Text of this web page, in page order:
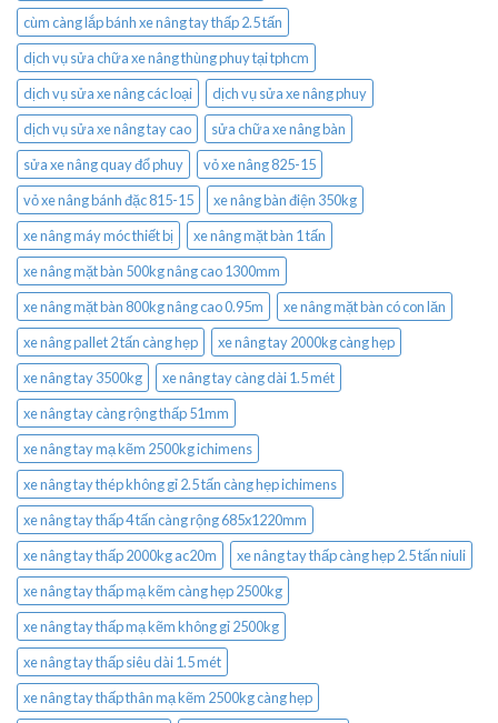
cùm càng lắp bánh xe nâng tay thấp 2.5 tấn
dịch vụ sửa chữa xe nâng thùng phuy tại tphcm
dịch vụ sửa xe nâng các loại
dịch vụ sửa xe nâng phuy
dịch vụ sửa xe nâng tay cao
sửa chữa xe nâng bàn
sửa xe nâng quay đổ phuy
vỏ xe nâng 825-15
vỏ xe nâng bánh đặc 815-15
xe nâng bàn điện 350kg
xe nâng máy móc thiết bị
xe nâng mặt bàn 1 tấn
xe nâng mặt bàn 500kg nâng cao 1300mm
xe nâng mặt bàn 800kg nâng cao 0.95m
xe nâng mặt bàn có con lăn
xe nâng pallet 2 tấn càng hẹp
xe nâng tay 2000kg càng hẹp
xe nâng tay 3500kg
xe nâng tay càng dài 1.5 mét
xe nâng tay càng rộng thấp 51mm
xe nâng tay mạ kẽm 2500kg ichimens
xe nâng tay thép không gỉ 2.5 tấn càng hẹp ichimens
xe nâng tay thấp 4 tấn càng rộng 685x1220mm
xe nâng tay thấp 2000kg ac20m
xe nâng tay thấp càng hẹp 2.5 tấn niuli
xe nâng tay thấp mạ kẽm càng hẹp 2500kg
xe nâng tay thấp mạ kẽm không gỉ 2500kg
xe nâng tay thấp siêu dài 1.5 mét
xe nâng tay thấp thân mạ kẽm 2500kg càng hẹp